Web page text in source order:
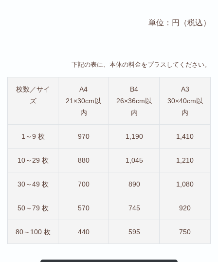
単位：円（税込）
下記の表に、本体の料金をプラスしてください。
枚数／サイ
ズ
A4
21×30cm以
内
B4
26×36cm以
内
A3
30×40cm以
内
1～9 枚 970 1,190 1,410
10～29 枚 880 1,045 1,210
30～49 枚 700 890 1,080
50～79 枚 570 745 920
80～100 枚 440 595 750